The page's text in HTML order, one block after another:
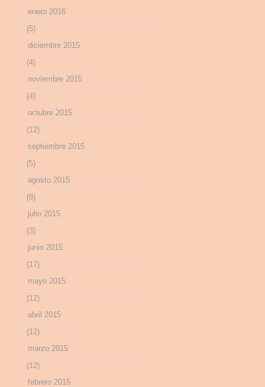
enero 2016
(5)
diciembre 2015
(4)
noviembre 2015
(4)
octubre 2015
(12)
septiembre 2015
(5)
agosto 2015
(8)
julio 2015
(3)
junio 2015
(17)
mayo 2015
(12)
abril 2015
(12)
marzo 2015
(12)
febrero 2015